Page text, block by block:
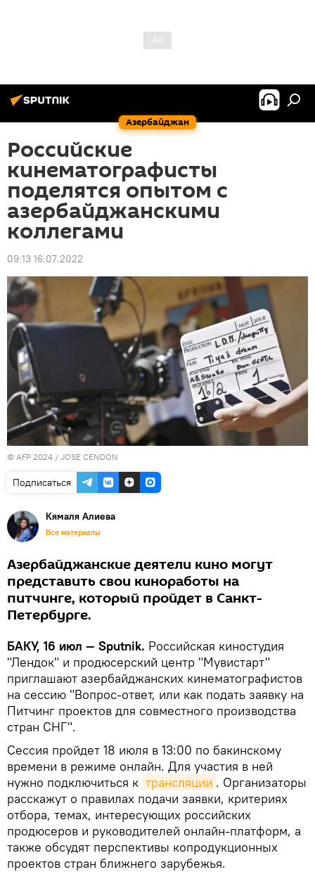
Азербайджан
Российские
кинематографисты
поделятся опытом с
азербайджанскими
коллегами
09:13 16.07.2022
© AFP 2024 / JOSE CENDON
Подписаться
Кямаля Алиева
Все материалы
Азербайджанские деятели кино могут
представить свои киноработы на
питчинге, который пройдет в Санкт-
Петербурге.
БАКУ, 16 июл — Sputnik. Российская киностудия
"Лендок" и продюсерский центр "Мувистарт"
приглашают азербайджанских кинематографистов
на сессию "Вопрос-ответ, или как подать заявку на
Питчинг проектов для совместного производства
стран СНГ".
Сессия пройдет 18 июля в 13:00 по бакинскому
времени в режиме онлайн. Для участия в ней
нужно подключиться к трансляции . Организаторы
расскажут о правилах подачи заявки, критериях
отбора, темах, интересующих российских
продюсеров и руководителей онлайн-платформ, а
также обсудят перспективы копродукционных
проектов стран ближнего зарубежья.